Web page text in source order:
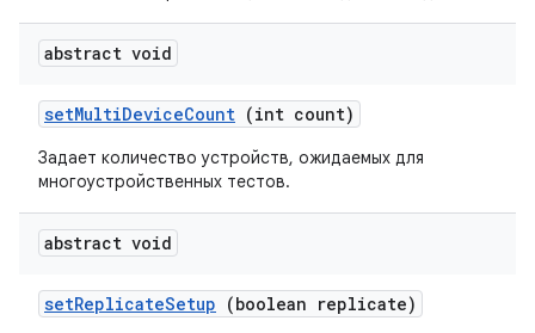
abstract void
setMultiDeviceCount (int count)
Задает количество устройств, ожидаемых для
многоустройственных тестов.
abstract void
setReplicateSetup (boolean replicate)